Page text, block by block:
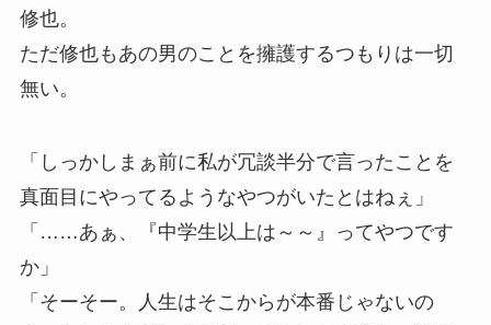
修也。
ただ修也もあの男のことを擁護するつもりは一切
無い。
「しっかしまぁ前に私が冗談半分で言ったことを
真面目にやってるようなやつがいたとはねぇ」
「……あぁ、『中学生以上は～～』ってやつです
か」
「そーそー。人生はそこからが本番じゃないの